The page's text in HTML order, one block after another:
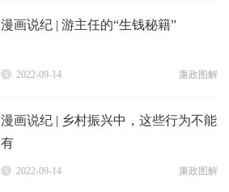
漫画说纪 | 游主任的“生钱秘籍”
2022-09-14 廉政图解
漫画说纪 | 乡村振兴中，这些行为不能
有
2022-09-14 廉政图解